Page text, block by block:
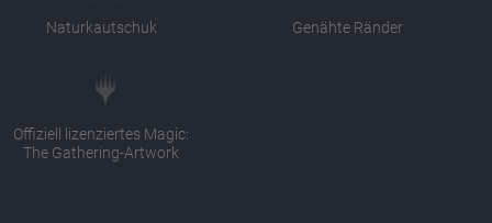
Naturkautschuk Genähte Ränder
Offiziell lizenziertes Magic:
The Gathering-Artwork